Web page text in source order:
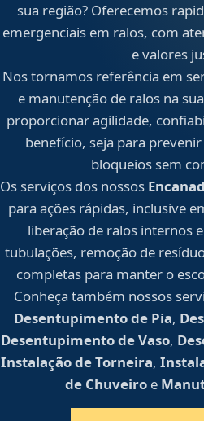
sua região? Oferecemos
emergenciais em ralos, com
e valores
Nos tornamos referência em
e manutenção de ralos na
proporcionar agilidade,
benefício, seja para
bloqueios sem
Os serviços dos nossos
para ações rápidas, inclusive
liberação de ralos internos
tubulações, remoção de
completas para manter o
Conheça também nossos
Desentupimento de Pia,
Desentupimento de Vaso,
Instalação de Torneira,
de Chuveiro e